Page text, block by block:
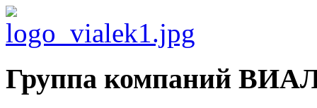
Группа компаний